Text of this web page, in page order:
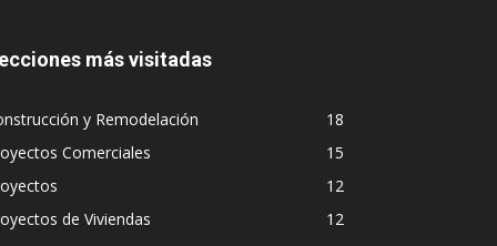
más visitadas
y Remodelación
18
Comerciales
15
12
de Viviendas
12